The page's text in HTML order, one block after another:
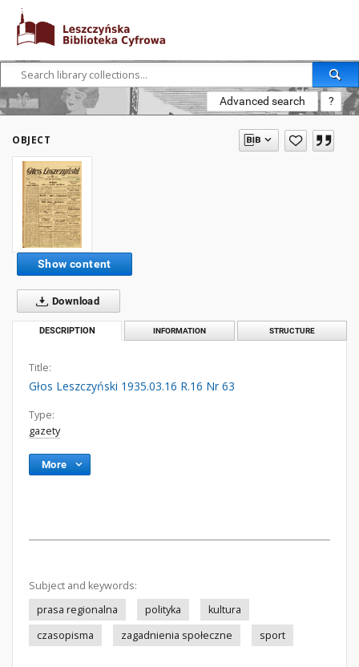
Advanced search ?
OBJECT
Show content
Download
DESCRIPTION INFORMATION STRUCTURE
Title:
Głos Leszczyński 1935.03.16 R.16 Nr 63
Type:
gazety
More
Subject and keywords:
prasa regionalna
polityka
kultura
czasopisma
zagadnienia społeczne sport